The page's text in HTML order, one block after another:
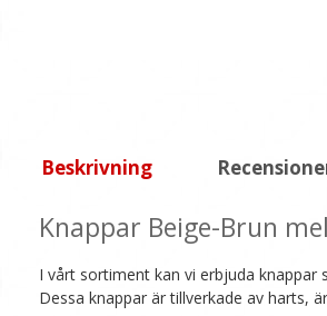
Beskrivning
Knappar Beige-Brun
I vårt sortiment kan vi erbjuda
Dessa knappar är tillverkade av harts,